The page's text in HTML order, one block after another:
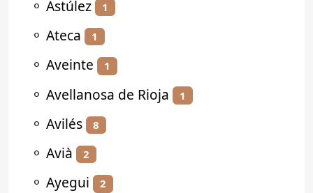
⚬ Astúlez 1
⚬ Ateca 1
⚬ Aveinte 1
⚬ Avellanosa de Rioja 1
⚬ Avilés 8
⚬ Avià 2
⚬ Ayegui 2